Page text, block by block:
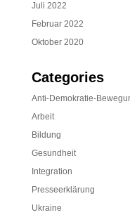
Juli 2022
Februar 2022
Oktober 2020
Categories
Anti-Demokratie-
Arbeit
Bildung
Gesundheit
Integration
Presseerklärung
Ukraine